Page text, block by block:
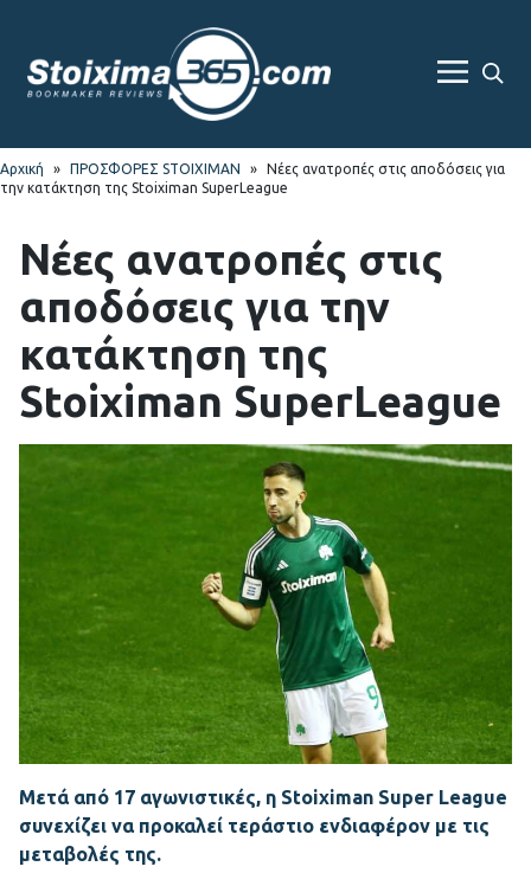
to
navigation
to
content
Αρχική » ΠΡΟΣΦΟΡΕΣ STOIXIMAN »
Νέες ανατροπές στις αποδόσεις για
την κατάκτηση της Stoiximan SuperLeague
Νέες ανατροπές στις
αποδόσεις για την
κατάκτηση της
Stoiximan SuperLeague
Μετά από 17 αγωνιστικές, η Stoiximan Super League
συνεχίζει να προκαλεί τεράστιο ενδιαφέρον με τις
μεταβολές της.